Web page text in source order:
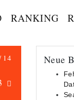
RANKING
14 Neue